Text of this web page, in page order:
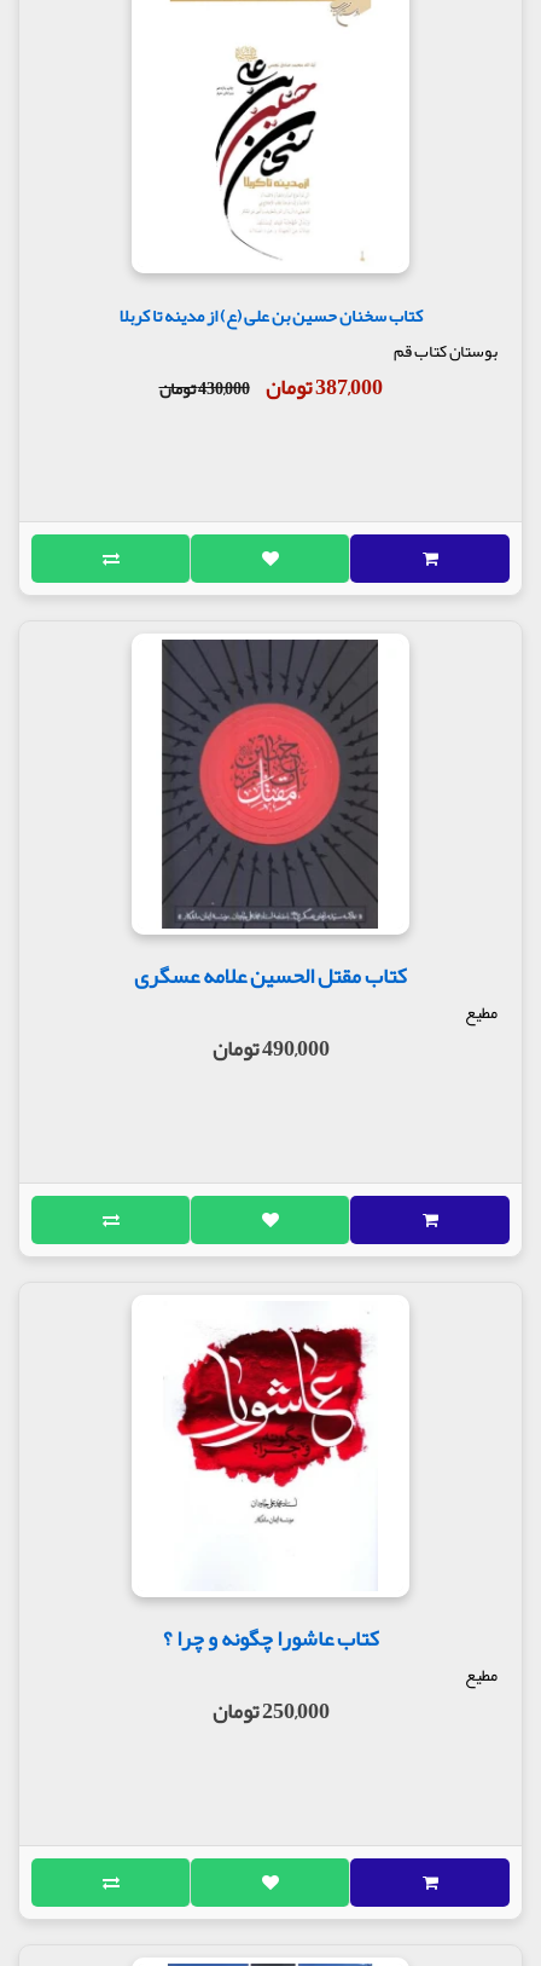
کتاب سخنان حسین بن علی (ع) از مدینه تا کربلا
بوستان کتاب قم
387,000 تومان 430,000 تومان
کتاب مقتل الحسین علامه عسگری
مطیع
490,000 تومان
کتاب عاشورا چگونه و چرا ؟
مطیع
250,000 تومان